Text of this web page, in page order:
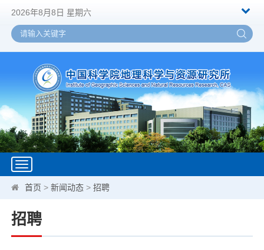
2026年8月8日 星期六
Toggle
navigation
首页 >新闻动态 >招聘
招聘